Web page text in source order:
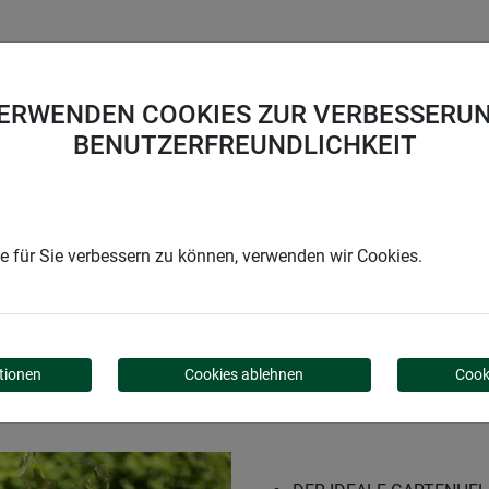
POP-UP LONG-LIFE
COOKIES ZUR
BENUTZERFREUNDLICHKEIT
für Sie verbessern zu können, verwenden wir Cookies.
Cookies ablehnen